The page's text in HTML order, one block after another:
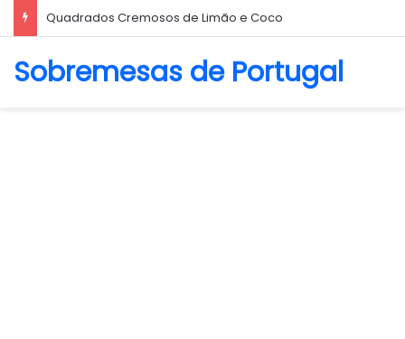
Biscoito Amanteigado
Sobremesas de Portugal